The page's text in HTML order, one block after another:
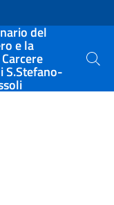
del
e la
S.Stefano- Cerca